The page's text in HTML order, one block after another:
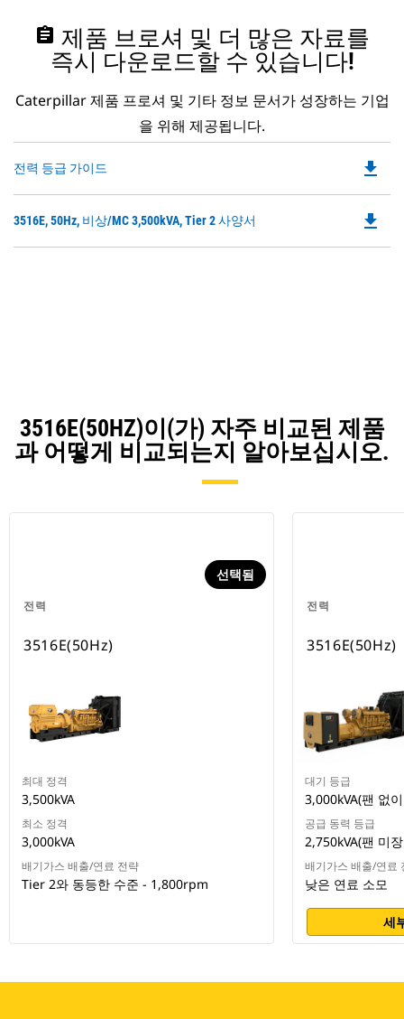
assignment 제품 브로셔 및 더 많은 자료를
즉시 다운로드할 수 있습니다!
Caterpillar 제품 프로셔 및 기타 정보 문서가 성장하는 기업
을 위해 제공됩니다.
전력 등급 가이드
a
file_download
3516E, 50Hz, 비상/MC 3,500kVA, Tier 2 사양서 file_download
3516E(50HZ)이(가) 자주 비교된 제품
과 어떻게 비교되는지 알아보십시오.
전력
선택됨
3516E(50Hz)
최대 정격
3,500kVA
최소 정격
3,000kVA
배기가스 배출/연료 전략
Tier 2와 동등한 수준 - 1,800rpm
전력
3516E(50Hz)
대기 등급
3,000kVA(팬 없
공급 동력 등급
2,750kVA(팬 미
배기가스 배출/연료
낮은 연료 소모
세